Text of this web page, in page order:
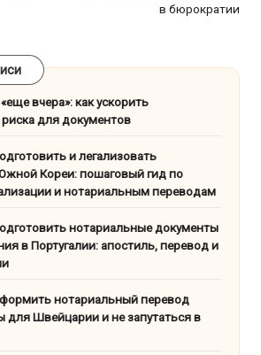
в бюрократии
вчера»: как ускорить
для документов
и легализовать
Кореи: пошаговый гид по
и нотариальным переводам
нотариальные документы
в Португалии: апостиль, перевод и
нотариальный перевод
для Швейцарии и не запутаться в